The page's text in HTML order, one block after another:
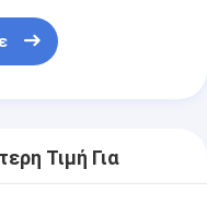
Τιμή Για